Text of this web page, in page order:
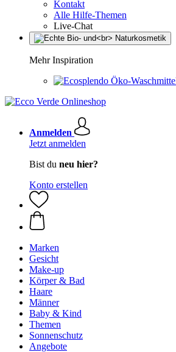
Kontakt
Alle Hilfe-Themen
Live-Chat
Mehr Inspiration
Öko-
Anmelden
Jetzt anmelden
Bist du neu hier?
Konto erstellen
Marken
Gesicht
Make-up
Körper & Bad
Haare
Männer
Baby & Kind
Themen
Sonnenschutz
Angebote